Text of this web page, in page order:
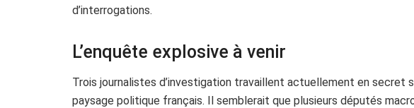
d’interrogations.
L’enquête explosive à venir
Trois journalistes d’investigation travaillent actuellement en secret
paysage politique français. Il semblerait que plusieurs députés